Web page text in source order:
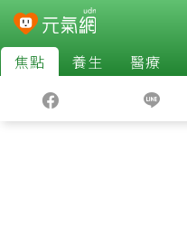
焦點 養生 醫療